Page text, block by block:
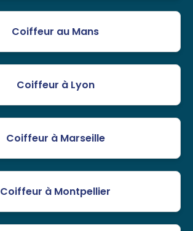
Coiffeur au Mans
Coiffeur à Lyon
Coiffeur à Marseille
Coiffeur à Montpellier